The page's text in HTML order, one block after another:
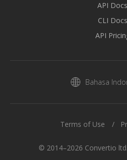
API Docs
CLI Docs
API
Bahasa
© 2014–2026 Convertio
Terms of Use